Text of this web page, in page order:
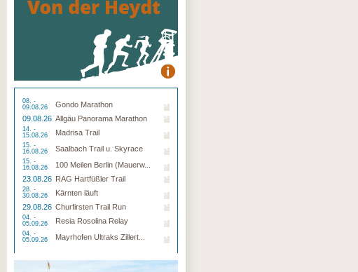
08. -
09.08.26
Gondo Marathon
09.08.26 Allgäu Panorama Marathon
14. -
15.08.26
Madrisa Trail
15. -
16.08.26
Saalbach Trail u. Skyrace
15. -
16.08.26
100 Meilen Berlin (Mauerw...
23.08.26 RAG Hartfüßler Trail
28. -
30.08.26
Kärnten läuft
29.08.26 Churfirsten Trail Run
04. -
05.09.26
Resia Rosolina Relay
04. -
05.09.26
Mayrhofen Ultraks Zillert...